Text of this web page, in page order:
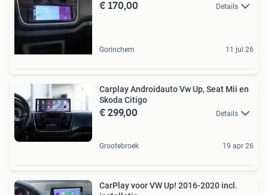
€ 170,00 Details
Gorinchem 11 jul 26
Carplay Androidauto Vw Up, Seat Mii en
Skoda Citigo
€ 299,00 Details
Grootebroek 19 apr 26
CarPlay voor VW Up! 2016-2020 incl.